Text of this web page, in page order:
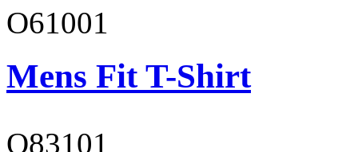
O61001
Mens Fit T-Shirt
O83101